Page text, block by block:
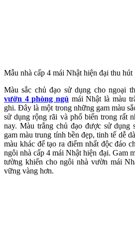
Mẫu nhà cấp 4 mái Nhật hiện đại thu hút
Màu sắc chủ đạo sử dụng cho ngoại
vườn 4 phòng ngủ mái Nhật là màu
ghi. Đây là một trong những gam màu
sử dụng rộng rãi và phổ biến trong rất
nay. Màu trắng chủ đạo được sử dụng
gam màu trung tính bền đẹp, tinh tế dễ
màu khác để tạo ra điểm nhất độc đáo
ngôi nhà cấp 4 mái Nhật hiện đại. Gam
tường khiến cho ngôi nhà vườn mái
vững vàng hơn.